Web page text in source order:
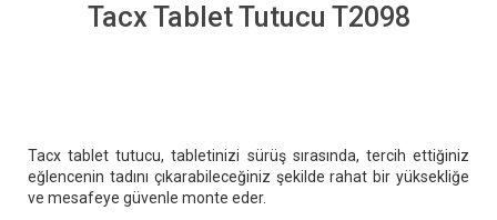
Tacx Tablet Tutucu T2098
Tacx tablet tutucu, tabletinizi sürüş sırasında, tercih ettiğiniz
eğlencenin tadını çıkarabileceğiniz şekilde rahat bir yüksekliğe
ve mesafeye güvenle monte eder.